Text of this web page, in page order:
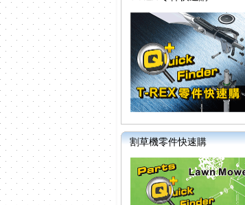
割草機零件快速購